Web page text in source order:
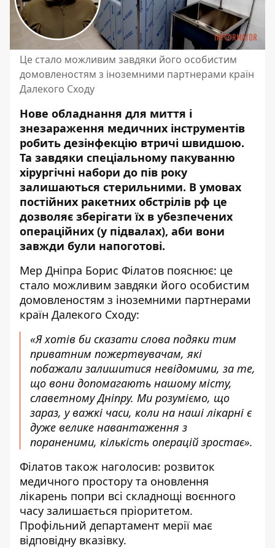
Це стало можливим завдяки його особистим
домовленостям з іноземними партнерами країн
Далекого Сходу
Нове обладнання для миття і
знезараження медичних інструментів
робить дезінфекцію втричі швидшою.
Та завдяки спеціальному пакуванню
хірургічні набори до пів року
залишаються стерильними. В умовах
постійних ракетних обстрілів рф це
дозволяє зберігати їх в убезпечених
операційних (у підвалах), аби вони
завжди були напоготові.
Мер Дніпра Борис Філатов пояснює: це
стало можливим завдяки його особистим
домовленостям з іноземними партнерами
країн Далекого Сходу:
«Я хотів би сказати слова подяки тим
приватним пожертвувачам, які
побажали залишитися невідомими, за те,
що вони допомагають нашому місту,
славетному Дніпру. Ми розуміємо, що
зараз, у важкі часи, коли на наші лікарні є
дуже велике навантаження з
пораненими, кількість операцій зростає».
Філатов також наголосив: розвиток
медичного простору та оновлення
лікарень попри всі складнощі воєнного
часу залишається пріоритетом.
Профільний департамент мерії має
відповідну вказівку.